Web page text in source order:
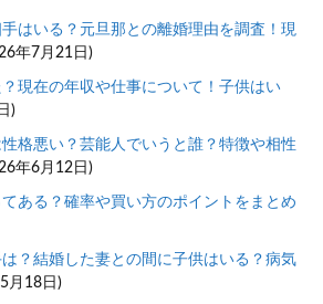
はいる？元旦那との離婚理由を調査！現
年7月21日)
現在の年収や仕事について！子供はい
)
格悪い？芸能人でいうと誰？特徴や相性
年6月12日)
ある？確率や買い方のポイントをまとめ
？結婚した妻との間に子供はいる？病気
月18日)